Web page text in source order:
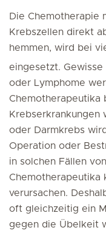
Die Chemotherapie
Krebszellen direkt
hemmen, wird bei
eingesetzt.
oder Lymphome
Chemotherapeutika
Krebserkrankungen
oder Darmkrebs
Operation oder
in solchen Fällen
Chemotherapeutika
verursachen.
oft gleichzeitig ein
gegen die Übelkeit